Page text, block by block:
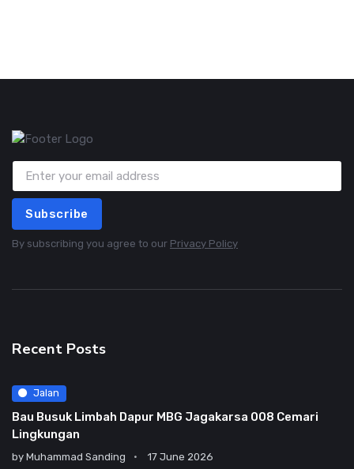
Subscribe
By subscribing you agree to our Privacy Policy
Recent Posts
Jalan
Bau Busuk Limbah Dapur MBG Jagakarsa 008 Cemari
Lingkungan
by Muhammad Sanding 17 June 2026